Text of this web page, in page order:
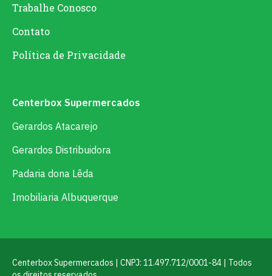
Trabalhe Conosco
Contato
Política de Privacidade
Centerbox Supermercados
Gerardos Atacarejo
Gerardos Distribuidora
Padaria dona Lêda
Imobiliaria Albuquerque
Centerbox Supermercados | CNPJ: 11.497.712/0001-84 | Todos